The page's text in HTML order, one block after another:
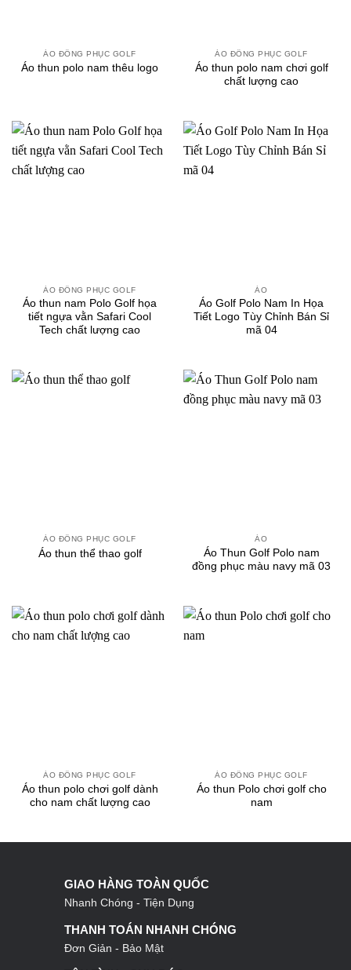
ÁO ĐỒNG PHỤC GOLF
Áo thun polo nam thêu logo
ÁO ĐỒNG PHỤC GOLF
Áo thun polo nam chơi golf
chất lượng cao
ÁO ĐỒNG PHỤC GOLF
Áo thun nam Polo Golf họa
tiết ngựa vằn Safari Cool
Tech chất lượng cao
ÁO
Áo Golf Polo Nam In Họa
Tiết Logo Tùy Chỉnh Bán Sỉ
mã 04
ÁO ĐỒNG PHỤC GOLF
Áo thun thể thao golf
ÁO
Áo Thun Golf Polo nam
đồng phục màu navy mã 03
ÁO ĐỒNG PHỤC GOLF
Áo thun polo chơi golf dành
cho nam chất lượng cao
ÁO ĐỒNG PHỤC GOLF
Áo thun Polo chơi golf cho
nam
GIAO HÀNG TOÀN QUỐC
Nhanh Chóng - Tiện Dụng
THANH TOÁN NHANH CHÓNG
Đơn Giản - Bảo Mật